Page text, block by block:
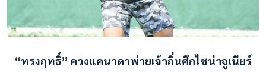
“ทรงฤทธิ์” ควงแคนาดาพ่ายเจ้าถิ่นศึกไชน่าจูเนียร์